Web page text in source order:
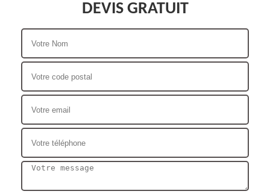
DEVIS GRATUIT